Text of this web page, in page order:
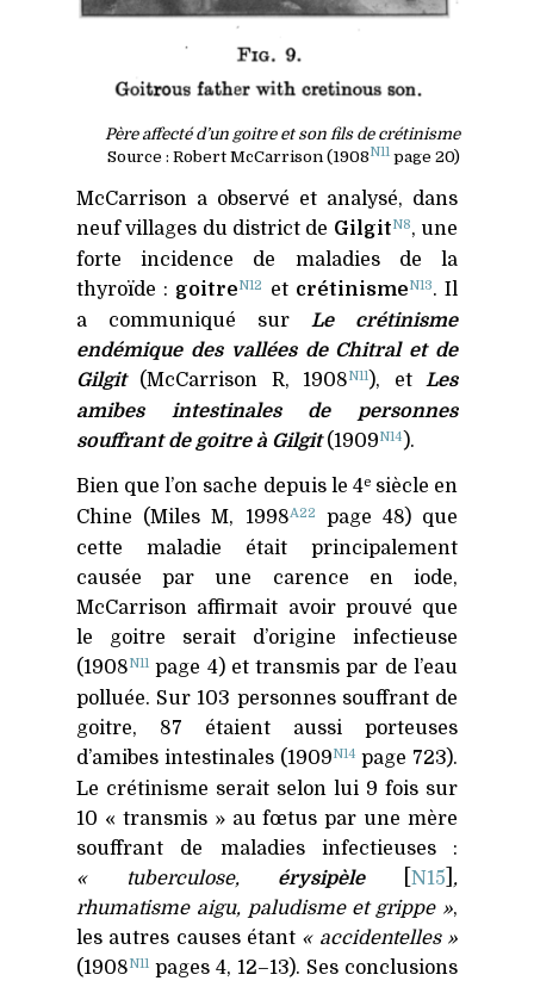
Père affecté d’un goitre et son fils de crétinisme
Source : Robert McCarrison (1908N11 page 20)
McCarrison a observé et analysé, dans
neuf villages du district de GilgitN8, une
forte incidence de maladies de la
thyroïde : goitreN12 et crétinismeN13. Il
a communiqué sur Le
crétinisme
endémique des vallées de Chitral et de
Gilgit(McCarrison R, 1908N11), etLes
amibes intestinales de personnes
souffrant de goitre à Gilgit(1909N14 ).
Bien que l’on sache depuis le 4esiècle en
Chine (Miles M, 1998A22
page 48) que
cette maladie était principalement
causée par une carence en iode,
McCarrison affirmait avoir prouvé que
le goitre serait d’origine infectieuse
(1908N11 page 4) et transmis par de l’eau
polluée. Sur 103 personnes souffrant de
goitre, 87 étaient aussi porteuses
d’amibes intestinales (1909N14 page 723).
Le crétinisme serait selon lui 9 fois sur
10 « transmis » au fœtus par une mère
souffrant de maladies infectieuses :
« tuberculose, érysipèle[N15 ,
rhumatisme aigu, paludisme et grippe »,
les autres causes étant « accidentelles »
(1908N11 pages 4, 12–13). Ses conclusions